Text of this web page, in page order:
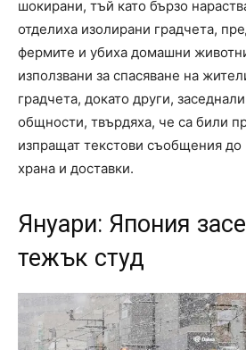
шокирани, тъй като бързо
отделиха изолирани градчета,
фермите и убиха домашни
използвани за спасяване на
градчета, докато други,
общности, твърдяха, че са били
изпращат текстови съобщения до
храна и доставки.
Януари: Япония
тежък студ